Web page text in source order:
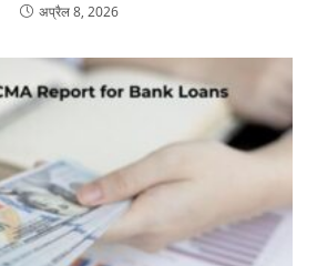
अप्रैल 8, 2026